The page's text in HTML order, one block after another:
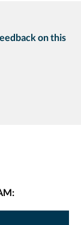
on this